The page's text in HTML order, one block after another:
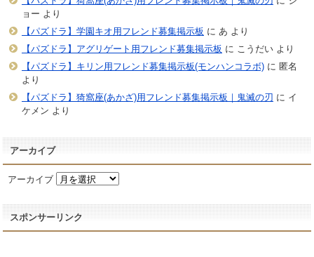
ョー より
【パズドラ】学園キオ用フレンド募集掲示板 に あ より
【パズドラ】アグリゲート用フレンド募集掲示板 に こうだいより
【パズドラ】キリン用フレンド募集掲示板(モンハンコラボ)に 匿名
より
【パズドラ】猗窩座(あかざ)用フレンド募集掲示板｜鬼滅の刃 に イ
ケメン より
アーカイブ
アーカイブ
スポンサーリンク